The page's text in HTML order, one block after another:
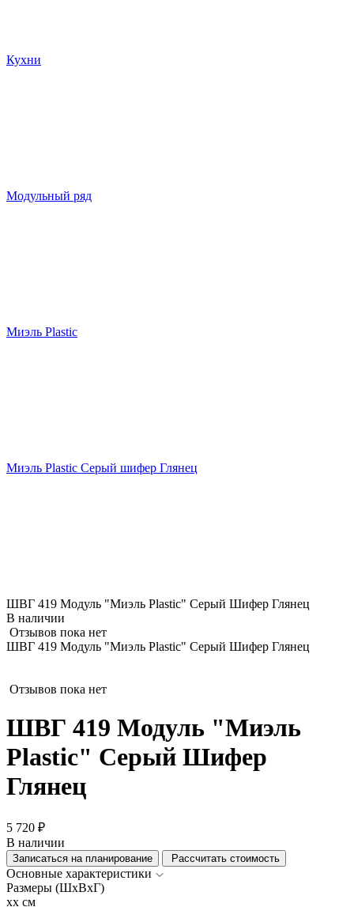
Кухни
Модульный ряд
Миэль Plastic
Миэль Plastic Серый шифер Глянец
ШВГ 419 Модуль "Миэль Plastic" Серый Шифер Глянец
В наличии
Отзывов пока нет
ШВГ 419 Модуль "Миэль Plastic" Серый Шифер Глянец
Отзывов пока нет
ШВГ 419 Модуль "Миэль
Plastic" Серый Шифер
Глянец
5 720 ₽
В наличии
Записаться на планирование Рассчитать стоимость
Основные характеристики
Размеры (ШхВхГ)
xx см